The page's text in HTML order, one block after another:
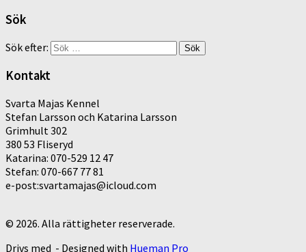
Sök
Sök efter:
Kontakt
Svarta Majas Kennel
Stefan Larsson och Katarina Larsson
Grimhult 302
380 53 Fliseryd
Katarina: 070-529 12 47
Stefan: 070-667 77 81
e-post:svartamajas@icloud.com
© 2026. Alla rättigheter reserverade.
Drivs med - Designed with Hueman Pro